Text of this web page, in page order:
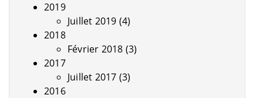
2019
Juillet 2019 (4)
2018
Février 2018 (3)
2017
Juillet 2017 (3)
2016